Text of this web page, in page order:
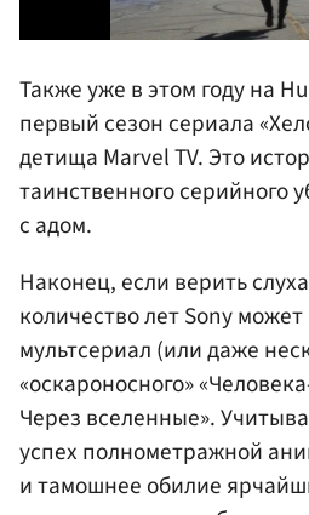
Также уже в этом году на
первый сезон сериала
детища Marvel TV. Это
таинственного серийного
с адом.
Наконец, если верить
количество лет Sony
мультсериал (или даже
«оскароносного»
Через вселенные».
успех полнометражной
и тамошнее обилие